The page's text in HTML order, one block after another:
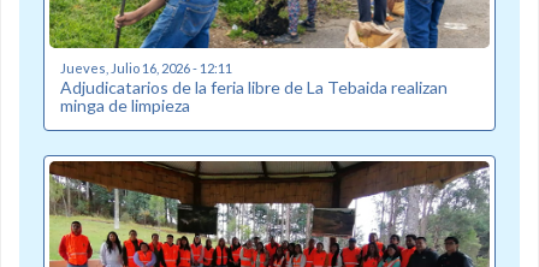
Jueves, Julio 16, 2026 - 12:11
Adjudicatarios de la feria libre de La Tebaida realizan
minga de limpieza